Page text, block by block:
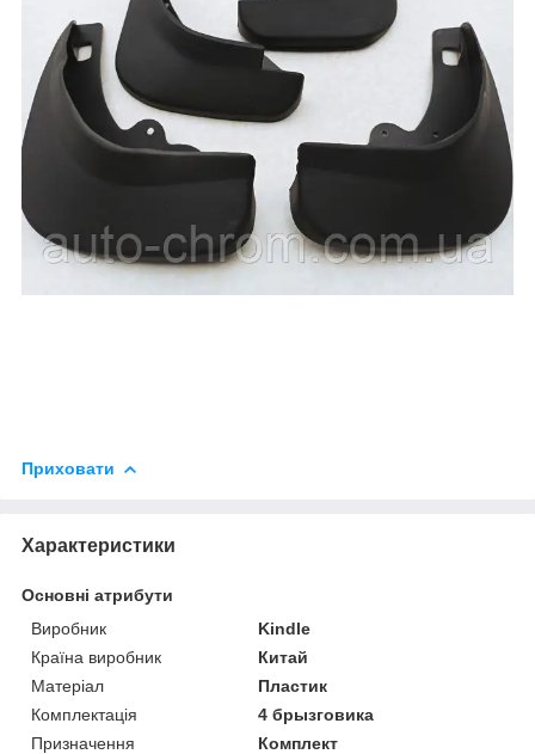
Приховати
Характеристики
Основні атрибути
Виробник
Kindle
Країна виробник
Китай
Матеріал
Пластик
Комплектація
4 брызговика
Призначення
Комплект